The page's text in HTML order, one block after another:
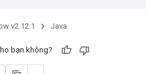
v2.12.1 Java
bạn không?